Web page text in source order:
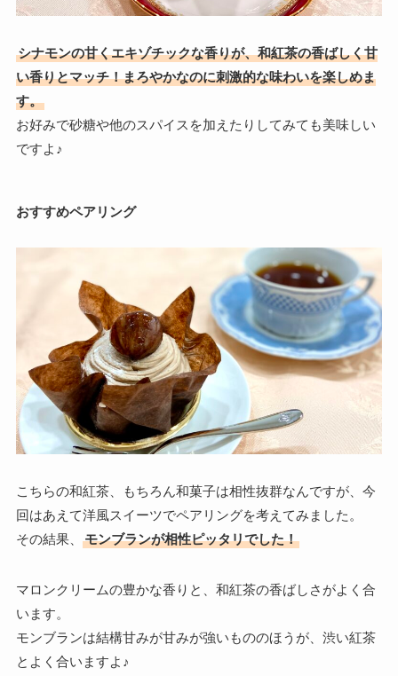
シナモンの甘くエキゾチックな香りが、和紅茶の香ばしく甘
い香りとマッチ！まろやかなのに刺激的な味わいを楽しめま
す。
お好みで砂糖や他のスパイスを加えたりしてみても美味しい
ですよ♪
おすすめペアリング
こちらの和紅茶、もちろん和菓子は相性抜群なんですが、今
回はあえて洋風スイーツでペアリングを考えてみました。
その結果、
モンブランが相性ピッタリでした！
マロンクリームの豊かな香りと、和紅茶の香ばしさがよく合
います。
モンブランは結構甘みが甘みが強いもののほうが、渋い紅茶
とよく合いますよ♪